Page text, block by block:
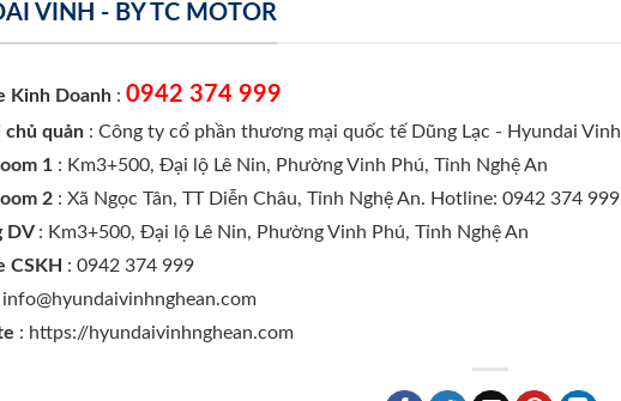
VINH - BY TC MOTOR
Kinh Doanh :0942 374 999
quản : Công ty cổ phần thương mại quốc tế Dũng Lạc - Hyundai Vinh
1 : Km3+500, Đại lộ Lê Nin, Phường Vinh Phú, Tỉnh Nghệ An
2 : Xã Ngọc Tân, TT Diễn Châu, Tỉnh Nghệ An. Hotline: 0942 374 999
DV : Km3+500, Đại lộ Lê Nin, Phường Vinh Phú, Tỉnh Nghệ An
CSKH : 0942 374 999
info@hyundaivinhnghean.com
: https://hyundaivinhnghean.com